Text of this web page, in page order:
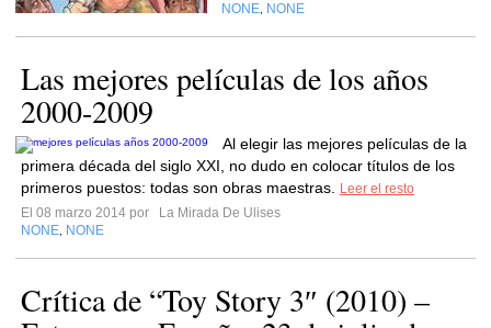
NONE NONE
Las mejores películas de los años
2000-2009
Al elegir las mejores películas de la
primera década del siglo XXI, no dudo en colocar títulos de los
primeros puestos: todas son obras maestras.
Leer el resto
El 08 marzo 2014 por
La Mirada De Ulises
NONE NONE
Crítica de “Toy Story 3″ (2010) –